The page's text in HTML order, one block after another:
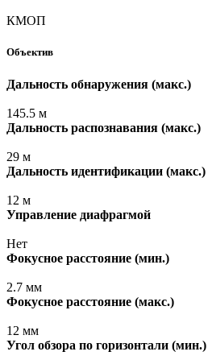
КМОП
Объектив
Дальность обнаружения (макс.)
145.5 м
Дальность распознавания (макс.)
29 м
Дальность идентификации (макс.)
12 м
Управление диафрагмой
Нет
Фокусное расстояние (мин.)
2.7 мм
Фокусное расстояние (макс.)
12 мм
Угол обзора по горизонтали (мин.)